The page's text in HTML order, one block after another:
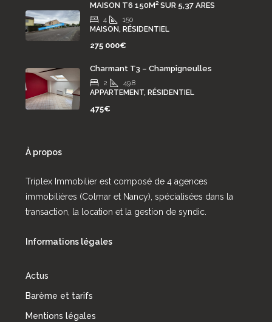
MAISON T6 150M² SUR 5,37 ARES
4
150
MAISON, RÉSIDENTIEL
275 000€
Charmant T3 – Champigneulles
2
49.8
APPARTEMENT, RÉSIDENTIEL
475€
À propos
Triplex Immobilier est composé de 4 agences
immobilières (Colmar et Nancy), spécialisées dans la
transaction, la location et la gestion de syndic.
Informations légales
Actus
Barème et tarifs
Mentions légales